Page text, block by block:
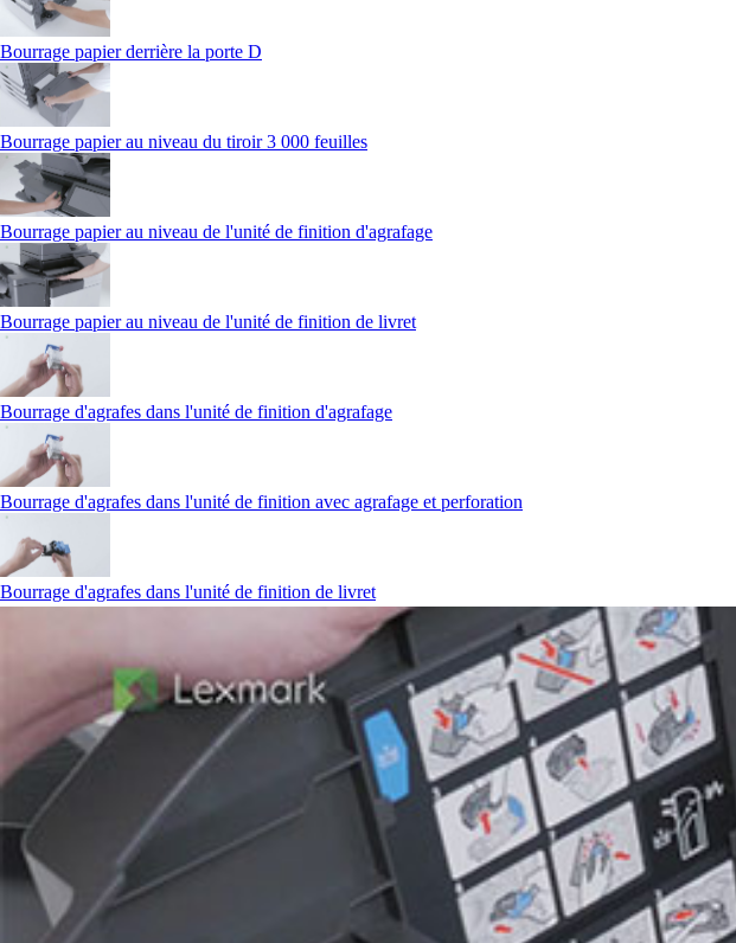
Bourrage papier derrière la porte D
Bourrage papier au niveau du tiroir 3 000 feuilles
Bourrage papier au niveau de l'unité de finition d'agrafage
Bourrage papier au niveau de l'unité de finition de livret
Bourrage d'agrafes dans l'unité de finition d'agrafage
Bourrage d'agrafes dans l'unité de finition avec agrafage et perforation
Bourrage d'agrafes dans l'unité de finition de livret